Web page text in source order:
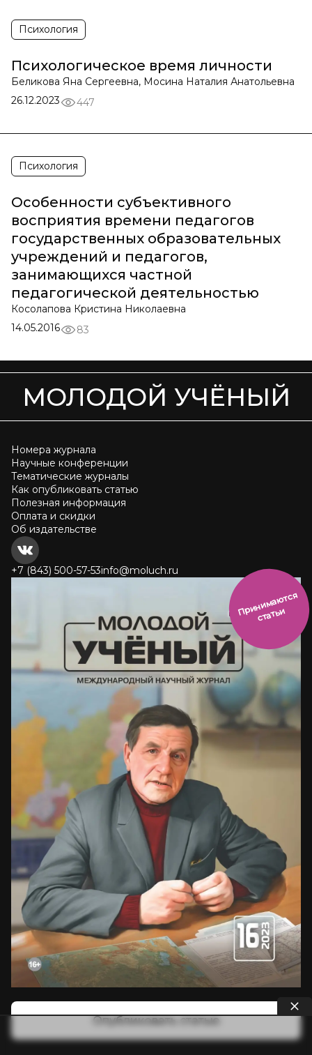
Психология
Психологическое время личности
Беликова Яна Сергеевна, Мосина Наталия Анатольевна
26.12.2023
447
Психология
Особенности субъективного
восприятия времени педагогов
государственных образовательных
учреждений и педагогов,
занимающихся частной
педагогической деятельностью
Косолапова Кристина Николаевна
14.05.2016
83
МОЛОДОЙ УЧЁНЫЙ
Номера журнала
Научные конференции
Тематические журналы
Как опубликовать статью
Полезная информация
Оплата и скидки
Об издательстве
+7 (843) 500-57-53info@moluch.ru
П
р
и
н
и
м
а
ют
с
я
ст
ать
и
Опубликовать статью